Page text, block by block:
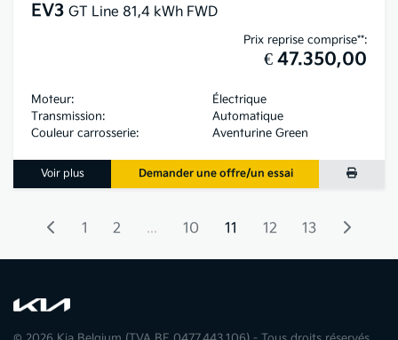
EV3 GT Line 81,4 kWh FWD
Prix reprise comprise**:
€ 47.350,00
Moteur:
Électrique
Transmission:
Automatique
Couleur carrosserie:
Aventurine Green
Voir plus Demander une offre/un essai
1 2 ... 10 11 12 13